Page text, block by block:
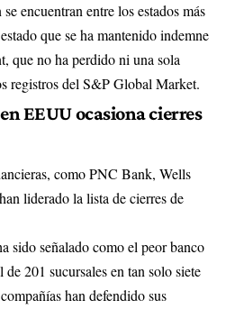
encuentran entre los estados más
que se ha mantenido indemne
que no ha perdido ni una sola
registros del S&P Global Market.
EEUU ocasiona cierres
como PNC Bank, Wells
liderado la lista de cierres de
sido señalado como el peor banco
201 sucursales en tan solo siete
han defendido sus